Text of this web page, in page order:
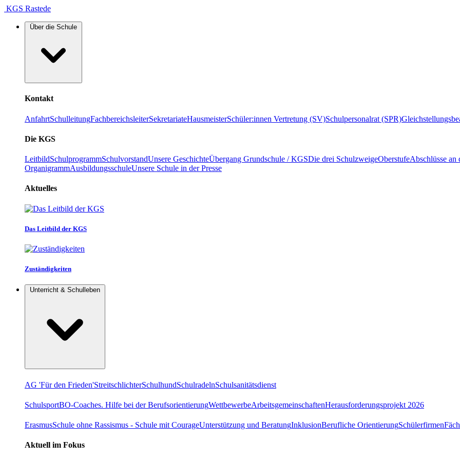
KGS Rastede
Über die Schule
Kontakt
AnfahrtSchulleitungFachbereichsleiterSekretariateHausmeisterSchüler:innen Vertretung (SV)Schulpersonalrat (SPR)
Die KGS
LeitbildSchulprogrammSchulvorstandUnsere GeschichteÜbergang Grundschule / KGSDie drei SchulzweigeOberstufeAbschlüsse an
OrganigrammAusbildungsschuleUnsere Schule in der Presse
Aktuelles
Das Leitbild der KGS
Zuständigkeiten
Unterricht & Schulleben
AG 'Für den Frieden'StreitschlichterSchulhundSchulradelnSchulsanitätsdienst
SchulsportBO-Coaches. Hilfe bei der BerufsorientierungWettbewerbeArbeitsgemeinschaftenHerausforderungsprojekt 2026
ErasmusSchule ohne Rassismus - Schule mit CourageUnterstützung und BeratungInklusionBerufliche OrientierungSchülerfirmen
Aktuell im Fokus